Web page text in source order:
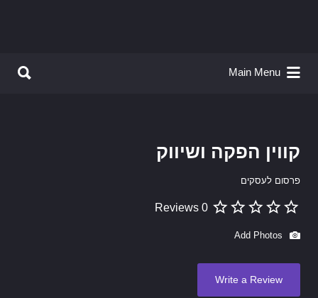
Main Menu
קווין הפקה ושיווק
פרסום לעסקים
0 Reviews
Write a Review